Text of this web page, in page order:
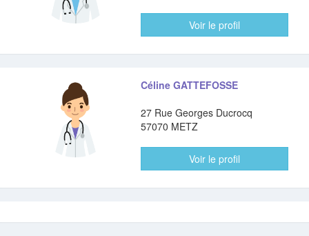
Voir le profil
Céline GATTEFOSSE
27 Rue Georges Ducrocq
57070 METZ
Voir le profil